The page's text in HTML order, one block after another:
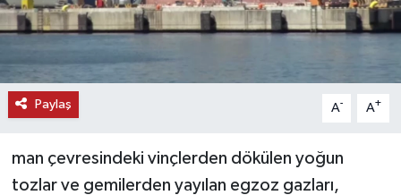
Paylaş A- A+
man çevresindeki vinçlerden dökülen yoğun
tozlar ve gemilerden yayılan egzoz gazları,
TEKNOLOJİ
YAŞAM